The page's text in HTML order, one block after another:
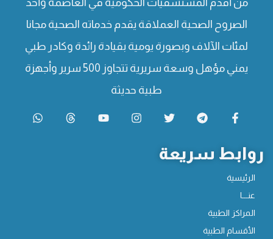
من أقدم المستشفيات الحكومية في العاصمة وأحد
الصروح الصحية العملاقة يقدم خدماته الصحية مجانا
لمئات الآلاف وبصورة يومية بقيادة رائدة وكادر طبي
يمني مؤهل وسعة سريرية تتجاوز 500 سرير وأجهزة
طبية حديثة
روابط سريعة
الرئيسية
عنـــا
المراكز الطبية
الأقسام الطبية